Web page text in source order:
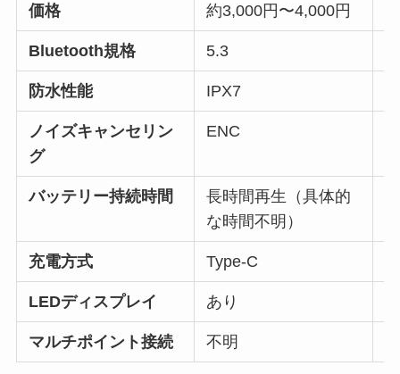
価格 約3,000円〜4,000円
Bluetooth規格 5.3
防水性能 IPX7
ノイズキャンセリン
グ
ENC
バッテリー持続時間
長時間再生（具体的
な時間不明）
充電方式 Type-C
LEDディスプレイ あり
マルチポイント接続 不明